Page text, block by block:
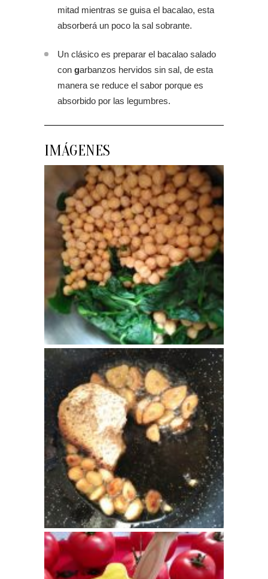
mitad mientras se guisa el bacalao, esta
absorberá un poco la sal sobrante.
Un clásico es preparar el bacalao salado
con garbanzos hervidos sin sal, de esta
manera se reduce el sabor porque es
absorbido por las legumbres.
IMÁGENES